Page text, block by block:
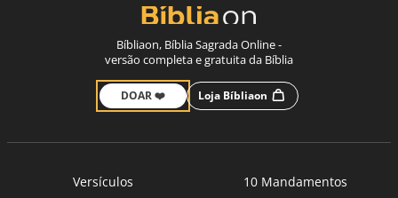
Bíbliaon, Bíblia Sagrada Online -
versão completa e gratuita da Bíblia
DOAR ❤️ Loja Bíbliaon
Versículos
10 Mandamentos